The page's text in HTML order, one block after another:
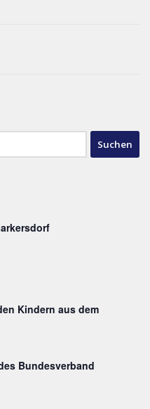
Kindern aus dem
Bundesverband